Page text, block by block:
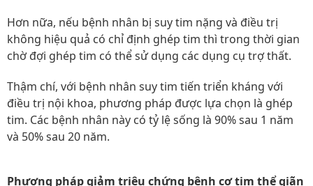
Hơn nữa, nếu bệnh nhân bị suy tim nặng và điều trị
không hiệu quả có chỉ định ghép tim thì trong thời gian
chờ đợi ghép tim có thể sử dụng các dụng cụ trợ thất.
Thậm chí, với bệnh nhân suy tim tiến triển kháng với
điều trị nội khoa, phương pháp được lựa chọn là ghép
tim. Các bệnh nhân này có tỷ lệ sống là 90% sau 1 năm
và 50% sau 20 năm.
Phương pháp giảm triệu chứng bệnh cơ tim thể giãn